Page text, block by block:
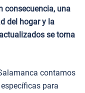
consecuencia, una
del hogar y la
se torna
contamos
para